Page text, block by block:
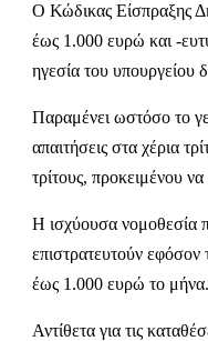
Ο Κώδικας Είσπραξης
έως 1.000 ευρώ και -
ηγεσία του υπουργείου
Παραμένει ωστόσο το
απαιτήσεις στα χέρια
τρίτους, προκειμένου
Η ισχύουσα νομοθεσία
επιστρατευτούν εφόσον
έως 1.000 ευρώ το μήνα.
Αντίθετα για τις